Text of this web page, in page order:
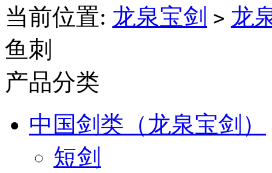
当前位置: 龙泉宝剑 > 龙
鱼刺
产品分类
中国剑类（龙泉宝剑）
短剑